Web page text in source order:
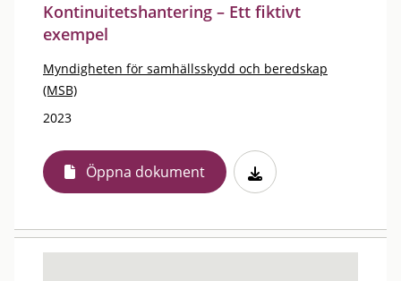
Kontinuitetshantering – Ett fiktivt
exempel
Myndigheten för samhällsskydd och beredskap
(MSB)
2023
Öppna dokument